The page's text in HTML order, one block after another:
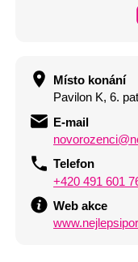
Místo konání
Pavilon K, 6.
E-mail
Telefon
+420 491 601
Web akce